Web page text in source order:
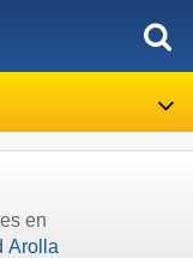
en
Arolla